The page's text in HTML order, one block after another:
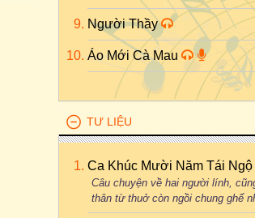
Người Thầy
Áo Mới Cà Mau
TƯ LIỆU
Ca Khúc Mười Năm Tái Ngộ
Câu chuyện về hai người lính,
thân từ thuở còn ngồi chung ghế